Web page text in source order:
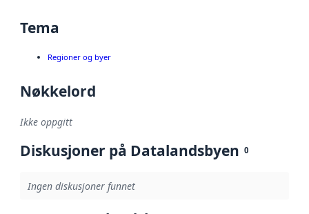
Tema
Regioner og byer
Nøkkelord
Ikke oppgitt
Diskusjoner på Datalandsbyen 0
Ingen diskusjoner funnet